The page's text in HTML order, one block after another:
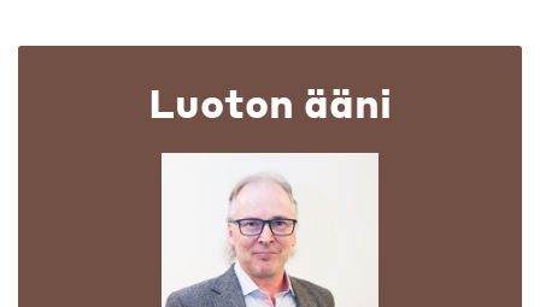
Luoton ääni